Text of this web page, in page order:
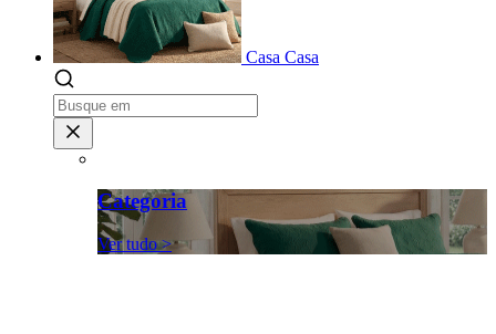
Casa Casa
Categoria
Ver tudo >